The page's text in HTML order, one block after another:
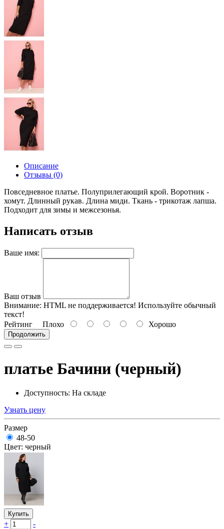
Описание
Отзывы (0)
Повседневное платье. Полуприлегающий крой. Воротник -
хомут. Длинный рукав. Длина миди. Ткань - трикотаж лапша.
Подходит для зимы и межсезонья.
Написать отзыв
Ваше имя:
Ваш отзыв
Внимание: HTML не поддерживается! Используйте обычный
текст!
Рейтинг Плохо Хорошо
Продолжить
платье Бачини (черный)
Доступность: На складе
Узнать цену
Размер
48-50
Цвет: черный
Купить
+
-